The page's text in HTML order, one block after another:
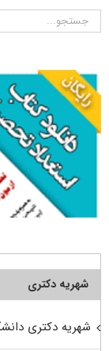
جستجو
شهریه دکتری
شهریه دکتری